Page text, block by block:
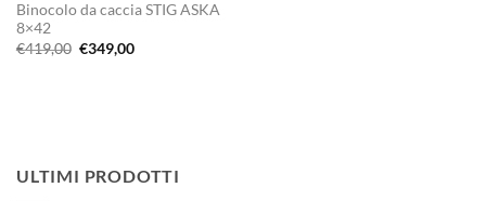
Binocolo da caccia STIG ASKA
8×42
€419,00 Il
prezzo
€349,00Il
ULTIMI PRODOTTI